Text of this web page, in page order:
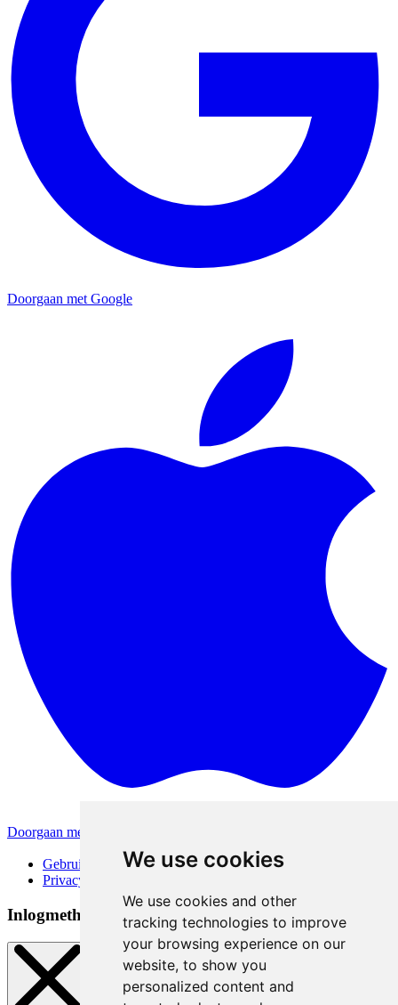
We use cookies
We use cookies and other
tracking technologies to improve
your browsing experience on our
website, to show you
personalized content and
Doorgaan met Google
Doorgaan met Apple
Gebruiksvoorwaarden
Privacybeleid
Inlogmethoden